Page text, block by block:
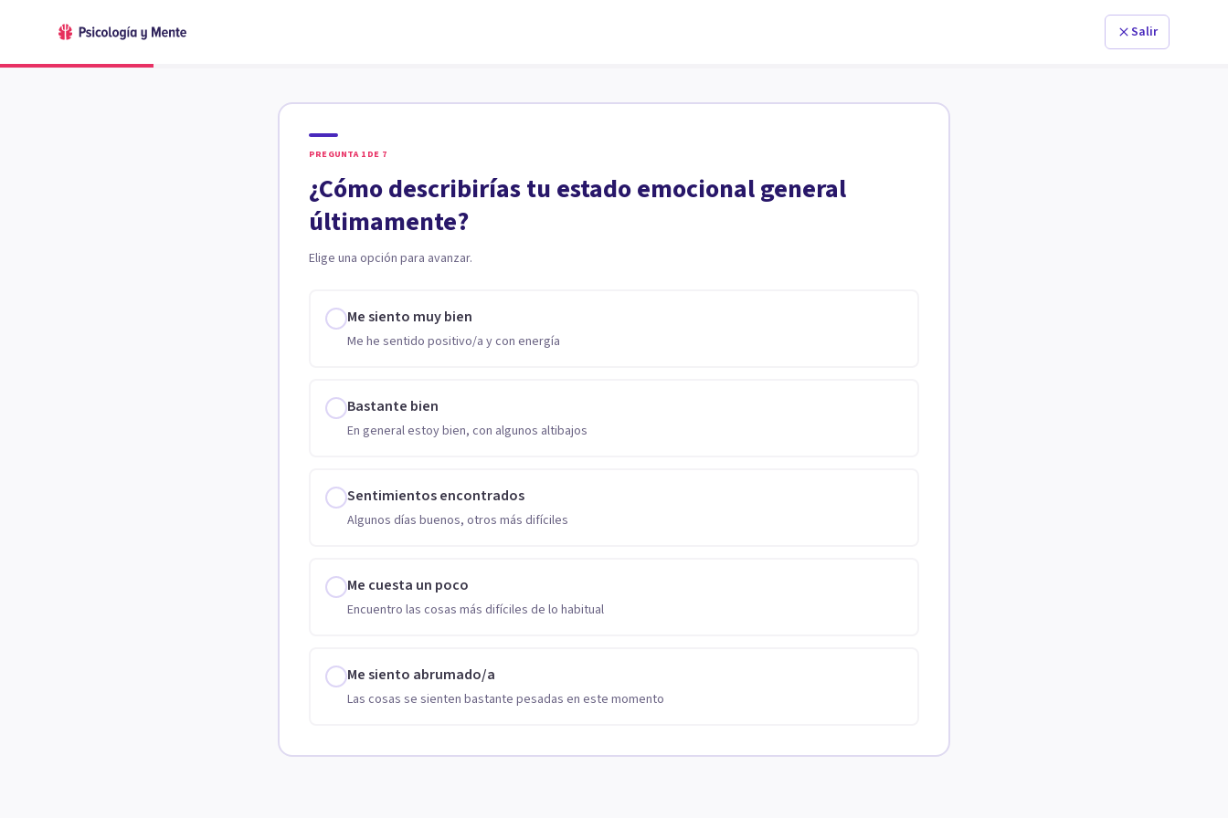
Salir
PREGUNTA 1 DE 7
¿Cómo describirías tu estado emocional general
últimamente?
Elige una opción para avanzar.
Me siento muy bien
Me he sentido positivo/a y con energía
Bastante bien
En general estoy bien, con algunos altibajos
Sentimientos encontrados
Algunos días buenos, otros más difíciles
Me cuesta un poco
Encuentro las cosas más difíciles de lo habitual
Me siento abrumado/a
Las cosas se sienten bastante pesadas en este momento